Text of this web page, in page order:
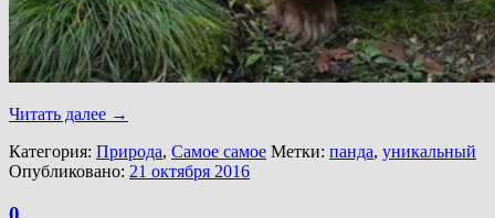
Читать далее →
Категория: Природа, Самое самое Метки: панда, уникальный
Опубликовано: 21 октября 2016